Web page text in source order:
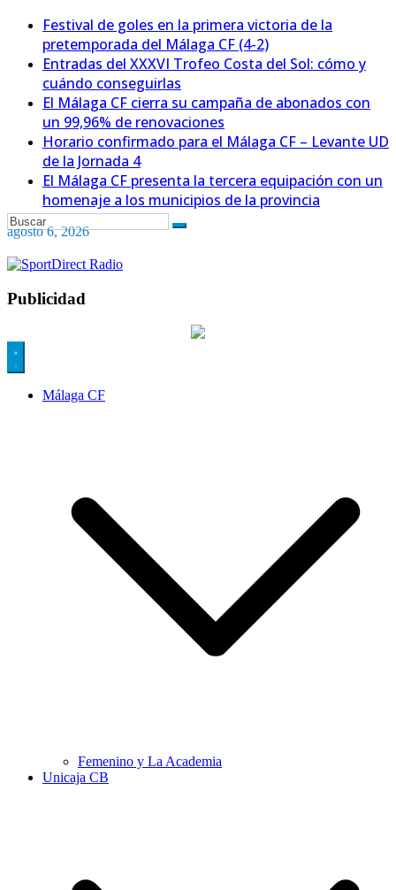
Festival de goles en la primera victoria de la
pretemporada del Málaga CF (4-2)
Entradas del XXXVI Trofeo Costa del Sol: cómo y
cuándo conseguirlas
El Málaga CF cierra su campaña de abonados con
un 99,96% de renovaciones
Horario confirmado para el Málaga CF – Levante UD
de la Jornada 4
El Málaga CF presenta la tercera equipación con un
homenaje a los municipios de la provincia
agosto 6, 2026
Publicidad
Málaga CF
Femenino y La Academia
Unicaja CB